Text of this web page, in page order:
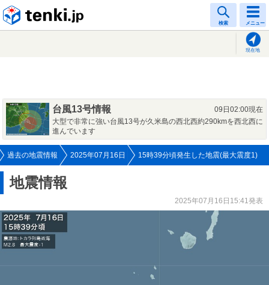
検索 メニュー
現在地
台風13号情報
09日02:00現在
大型で非常に強い台風13号が久米島の西北西約290kmを西北西に
進んでいます
過去の地震情報 2025年07月16日 15時39分頃発生した地震(最大震度1)
地震情報
2025年07月16日15:41発表